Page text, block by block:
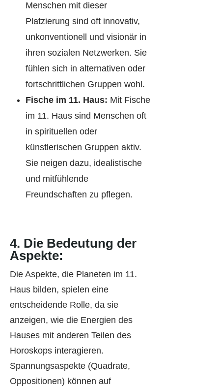
Menschen mit dieser
Platzierung sind oft innovativ,
unkonventionell und visionär in
ihren sozialen Netzwerken. Sie
fühlen sich in alternativen oder
fortschrittlichen Gruppen wohl.
Fische im 11. Haus: Mit Fische
im 11. Haus sind Menschen oft
in spirituellen oder
künstlerischen Gruppen aktiv.
Sie neigen dazu, idealistische
und mitfühlende
Freundschaften zu pflegen.
4. Die Bedeutung der
Aspekte:
Die Aspekte, die Planeten im 11.
Haus bilden, spielen eine
entscheidende Rolle, da sie
anzeigen, wie die Energien des
Hauses mit anderen Teilen des
Horoskops interagieren.
Spannungsaspekte (Quadrate,
Oppositionen) können auf